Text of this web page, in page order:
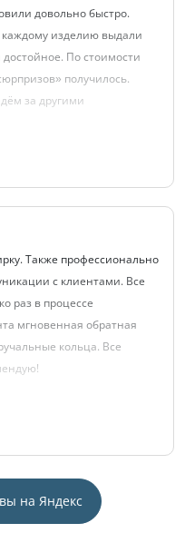
довольно быстро.
каждому изделию выдали
По стоимости
получилось.
за другими
Также профессионально
с клиентами. Все
раз в процессе
мгновенная обратная
кольца. Все
на Яндекс